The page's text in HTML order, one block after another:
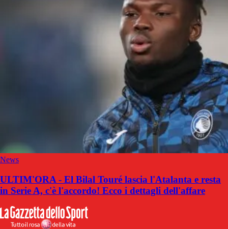
News
ULTIM'ORA - El Bilal Touré lascia l'Atalanta e resta
in Serie A, c'è l'accordo! Ecco i dettagli dell'affare